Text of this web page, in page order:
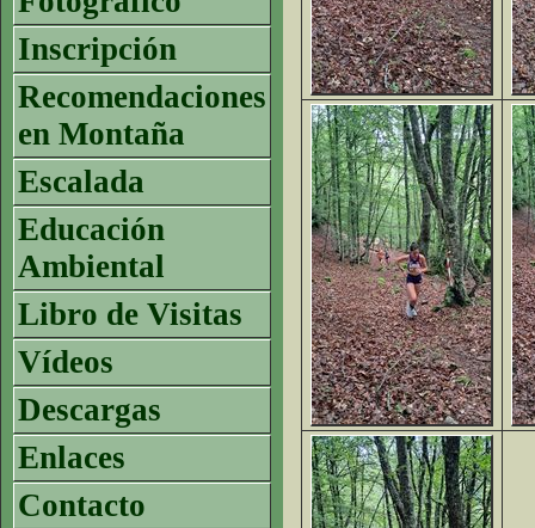
Inscripción
Recomendaciones
en Montaña
Escalada
Educación
Ambiental
Libro de Visitas
Vídeos
Descargas
Enlaces
Contacto